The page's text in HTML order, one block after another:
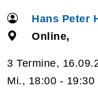
Hans Peter
Online,
3 Termine,
Mi., 18:00 - 19:30